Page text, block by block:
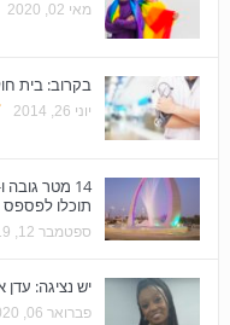
מאי 02, 2020
בקרוב: בית
יוני 26, 2014
תוכלו לפספס
ספטמבר 12, 2019
יש נציגה: עדן
פברואר 06, 2020